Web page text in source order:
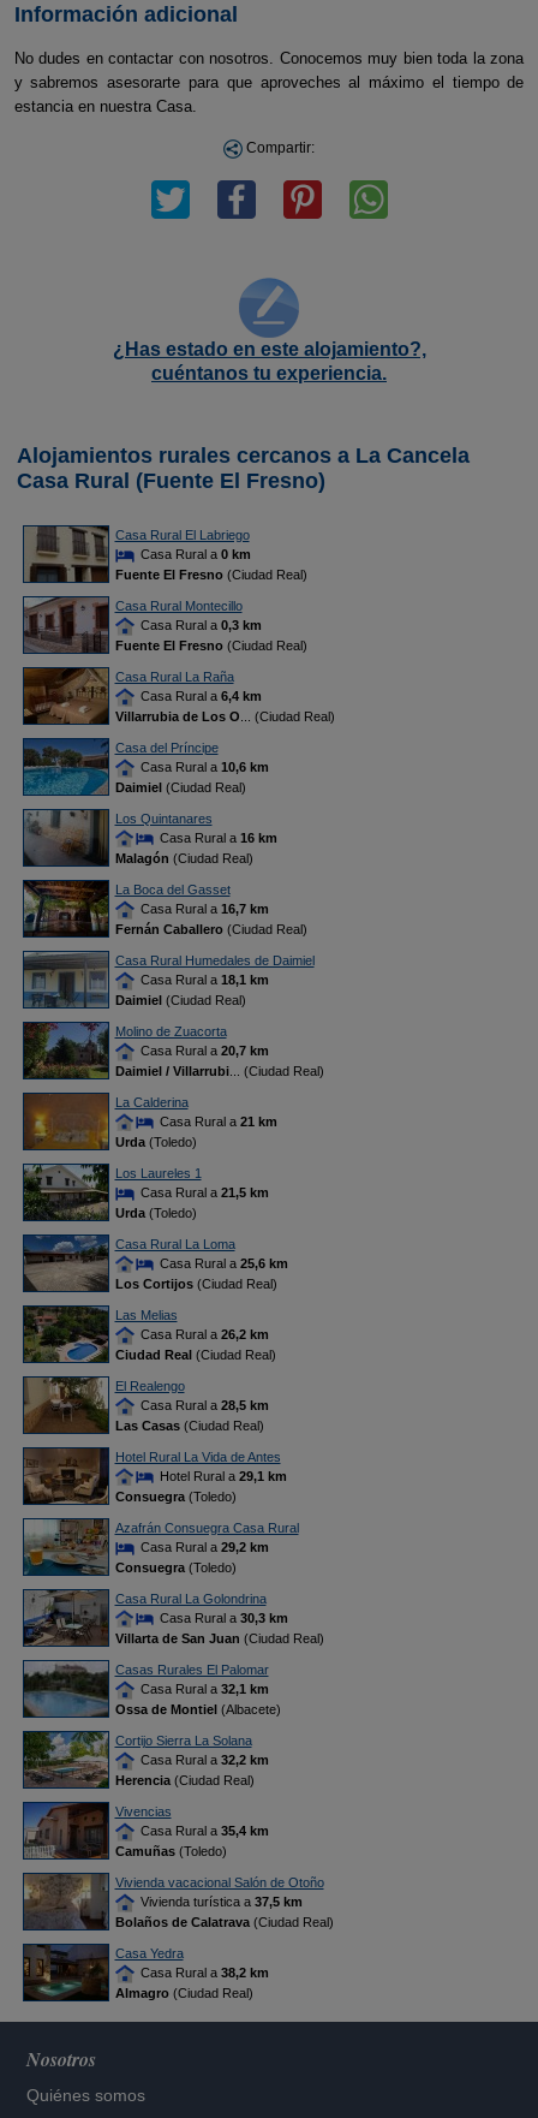
Información adicional
No dudes en contactar con nosotros. Conocemos muy bien toda la zona
y sabremos asesorarte para que aproveches al máximo el tiempo de
estancia en nuestra Casa.
Compartir:
¿Has estado en este alojamiento?,
cuéntanos tu experiencia.
Alojamientos rurales cercanos a La Cancela
Casa Rural (Fuente El Fresno)
Casa Rural El Labriego
Casa Rural a 0 km
Fuente El Fresno(Ciudad Real)
Casa Rural Montecillo
Casa Rural a 0,3 km
Fuente El Fresno(Ciudad Real)
Casa Rural La Raña
Casa Rural a 6,4 km
Villarrubia de Los O ... (Ciudad Real)
Casa del Príncipe
Casa Rural a 10,6 km
Daimiel(Ciudad Real)
Los Quintanares
Casa Rural a 16 km
Malagón (Ciudad Real)
La Boca del Gasset
Casa Rural a 16,7 km
Fernán Caballero(Ciudad Real)
Casa Rural Humedales de Daimiel
Casa Rural a 18,1 km
Daimiel(Ciudad Real)
Molino de Zuacorta
Casa Rural a 20,7 km
Daimiel / Villarrubi... (Ciudad Real)
La Calderina
Casa Rural a 21 km
Urda(Toledo)
Los Laureles 1
Casa Rural a 21,5 km
Urda(Toledo)
Casa Rural La Loma
Casa Rural a 25,6 km
Los Cortijos(Ciudad Real)
Las Melias
Casa Rural a 26,2 km
Ciudad Real(Ciudad Real)
El Realengo
Casa Rural a 28,5 km
Las Casas(Ciudad Real)
Hotel Rural La Vida de Antes
Hotel Rural a 29,1 km
Consuegra(Toledo)
Azafrán Consuegra Casa Rural
Casa Rural a 29,2 km
Consuegra(Toledo)
Casa Rural La Golondrina
Casa Rural a 30,3 km
Villarta de San Juan (Ciudad Real)
Casas Rurales El Palomar
Casa Rural a 32,1 km
Ossa de Montiel(Albacete)
Cortijo Sierra La Solana
Casa Rural a 32,2 km
Herencia(Ciudad Real)
Vivencias
Casa Rural a 35,4 km
Camuñas(Toledo)
Vivienda vacacional Salón de Otoño
Vivienda turística a 37,5 km
Bolaños de Calatrava(Ciudad Real)
Casa Yedra
Casa Rural a 38,2 km
Almagro(Ciudad Real)
Nosotros
Quiénes somos